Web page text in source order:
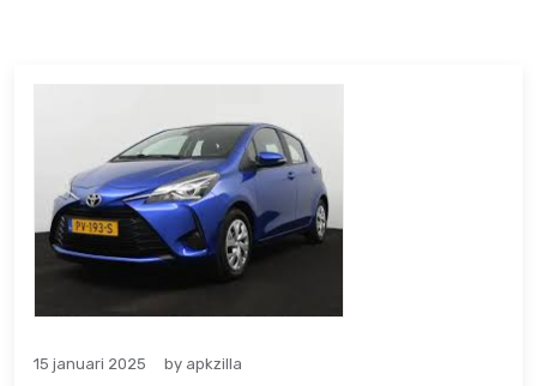
15 januari 2025 by apkzilla